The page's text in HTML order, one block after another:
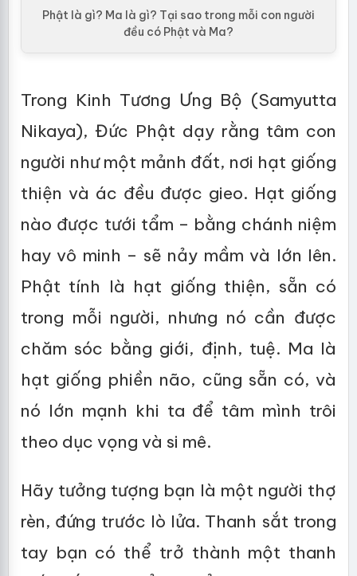
Phật là gì? Ma là gì? Tại sao trong mỗi con người
đều có Phật và Ma?
Trong Kinh Tương Ưng Bộ (Samyutta
Nikaya), Đức Phật dạy rằng tâm con
người như một mảnh đất, nơi hạt giống
thiện và ác đều được gieo. Hạt giống
nào được tưới tẩm – bằng chánh niệm
hay vô minh – sẽ nảy mầm và lớn lên.
Phật tính là hạt giống thiện, sẵn có
trong mỗi người, nhưng nó cần được
chăm sóc bằng giới, định, tuệ. Ma là
hạt giống phiền não, cũng sẵn có, và
nó lớn mạnh khi ta để tâm mình trôi
theo dục vọng và si mê.
Hãy tưởng tượng bạn là một người thợ
rèn, đứng trước lò lửa. Thanh sắt trong
tay bạn có thể trở thành một thanh